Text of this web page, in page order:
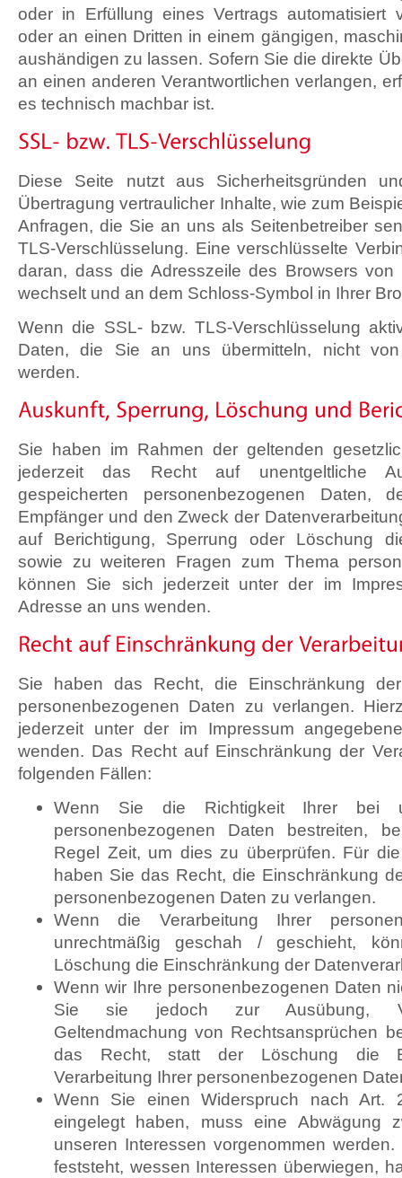
oder in Erfüllung eines Vertrags automatisiert
oder an einen Dritten in einem gängigen,
aushändigen zu lassen. Sofern Sie die direkte
an einen anderen Verantwortlichen verlangen,
es technisch machbar ist.
Diese Seite nutzt aus Sicherheitsgründen
Übertragung vertraulicher Inhalte, wie zum
Anfragen, die Sie an uns als Seitenbetreiber
TLS-Verschlüsselung. Eine verschlüsselte
daran, dass die Adresszeile des Browsers von
wechselt und an dem Schloss-Symbol in Ihrer
Wenn die SSL- bzw. TLS-Verschlüsselung
Daten, die Sie an uns übermitteln, nicht von
werden.
Sie haben im Rahmen der geltenden
jederzeit das Recht auf unentgeltliche
gespeicherten personenbezogenen Daten,
Empfänger und den Zweck der
auf Berichtigung, Sperrung oder Löschung
sowie zu weiteren Fragen zum Thema
können Sie sich jederzeit unter der im
Adresse an uns wenden.
Sie haben das Recht, die Einschränkung
personenbezogenen Daten zu verlangen.
jederzeit unter der im Impressum
wenden. Das Recht auf Einschränkung der
folgenden Fällen:
Wenn Sie die Richtigkeit Ihrer bei
personenbezogenen Daten bestreiten,
Regel Zeit, um dies zu überprüfen. Für
haben Sie das Recht, die Einschränkung
personenbezogenen Daten zu verlangen.
Wenn die Verarbeitung Ihrer
unrechtmäßig geschah / geschieht,
Löschung die Einschränkung der
Wenn wir Ihre personenbezogenen Daten
Sie sie jedoch zur Ausübung,
Geltendmachung von Rechtsansprüchen
das Recht, statt der Löschung die
Verarbeitung Ihrer personenbezogenen
Wenn Sie einen Widerspruch nach Art.
eingelegt haben, muss eine Abwägung
unseren Interessen vorgenommen
feststeht, wessen Interessen überwiegen,